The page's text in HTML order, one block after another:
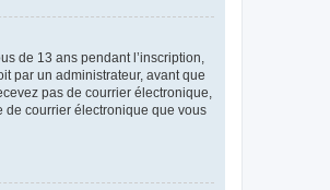
de 13 ans pendant l’inscription,
par un administrateur, avant que
pas de courrier électronique,
de courrier électronique que vous